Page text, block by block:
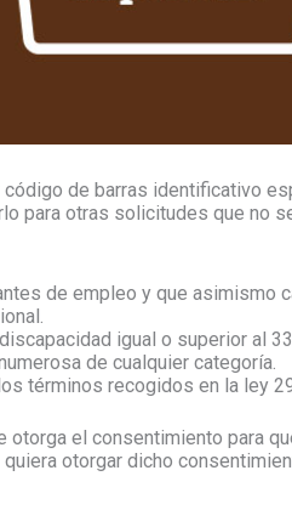
de barras identificativo
para otras solicitudes que no
de empleo y que asimismo
igual o superior al
de cualquier categoría.
términos recogidos en la ley
el consentimiento para
otorgar dicho